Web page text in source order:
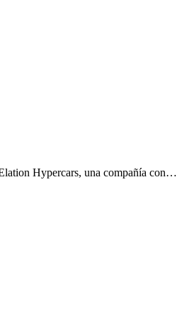
Hypercars, una compañía con…